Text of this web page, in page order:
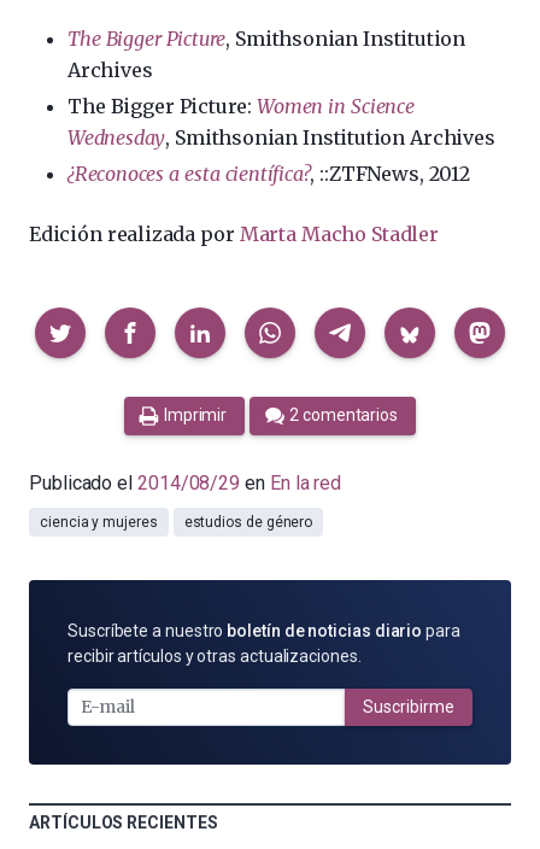
The Bigger Picture, Smithsonian Institution
Archives
The Bigger Picture:Women in Science
Wednesday, Smithsonian Institution Archives
¿Reconoces a esta científica?, ::ZTFNews, 2012
Edición realizada por Marta Macho Stadler
Compartir
Imprimir 2 comentarios
Publicado el 2014/08/29 en En la red
ciencia y mujeres estudios de género
SUSCRÍBETE
POR
MAIL
Suscríbete a nuestro boletín de noticias diario para
recibir artículos y otras actualizaciones.
Suscribirme
ARTÍCULOS RECIENTES